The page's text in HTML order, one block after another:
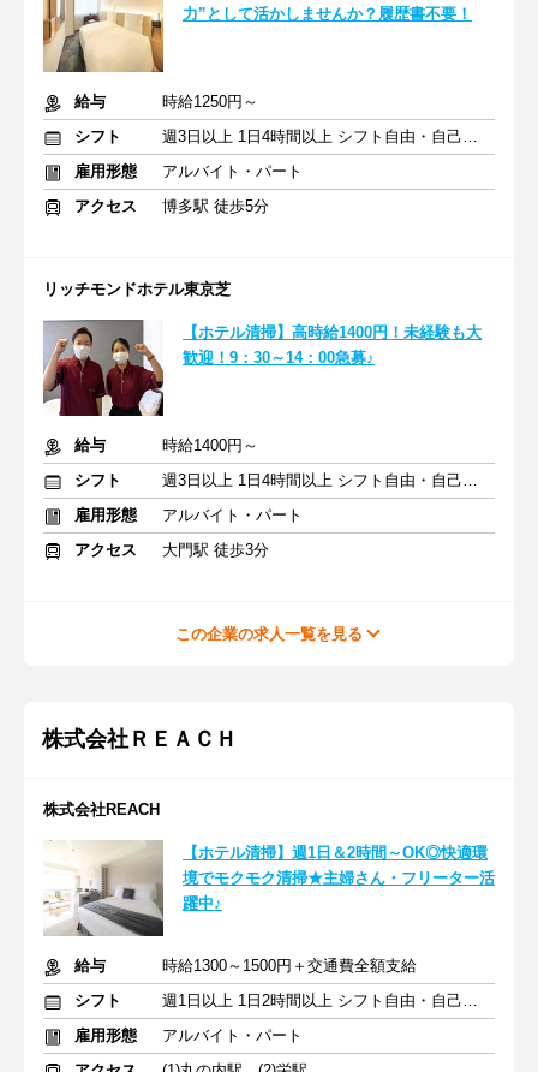
力”として活かしませんか？履歴書不要！
給与
時給1250円～
シフト
週3日以上 1日4時間以上 シフト自由・自己申告
雇用形態
アルバイト・パート
アクセス
博多駅 徒歩5分
リッチモンドホテル東京芝
【ホテル清掃】高時給1400円！未経験も大
歓迎！9：30～14：00急募♪
給与
時給1400円～
シフト
週3日以上 1日4時間以上 シフト自由・自己申告
雇用形態
アルバイト・パート
アクセス
大門駅 徒歩3分
この企業の求人一覧を見る
株式会社ＲＥＡＣＨ
株式会社REACH
【ホテル清掃】週1日＆2時間～OK◎快適環
境でモクモク清掃★主婦さん・フリーター活
躍中♪
給与
時給1300～1500円＋交通費全額支給
シフト
週1日以上 1日2時間以上 シフト自由・自己申告
雇用形態
アルバイト・パート